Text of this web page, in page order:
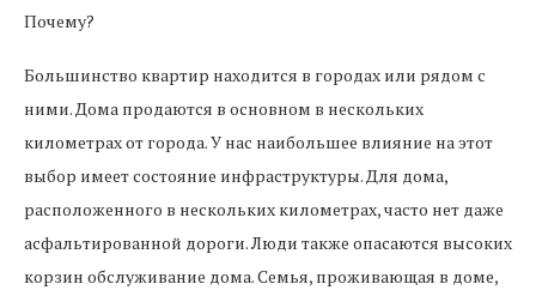
Почему?
Большинство квартир находится в городах или рядом с
ними. Дома продаются в основном в нескольких
километрах от города. У нас наибольшее влияние на этот
выбор имеет состояние инфраструктуры. Для дома,
расположенного в нескольких километрах, часто нет даже
асфальтированной дороги. Люди также опасаются высоких
корзин обслуживание дома. Семья, проживающая в доме,